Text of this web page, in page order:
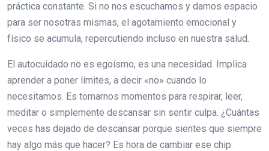
práctica constante. Si no nos escuchamos y damos espacio
para ser nosotras mismas, el agotamiento emocional y
físico se acumula, repercutiendo incluso en nuestra salud.
El autocuidado no es egoísmo, es una necesidad. Implica
aprender a poner límites, a decir «no» cuando lo
necesitamos. Es tomarnos momentos para respirar, leer,
meditar o simplemente descansar sin sentir culpa. ¿Cuántas
veces has dejado de descansar porque sientes que siempre
hay algo más que hacer? Es hora de cambiar ese chip.